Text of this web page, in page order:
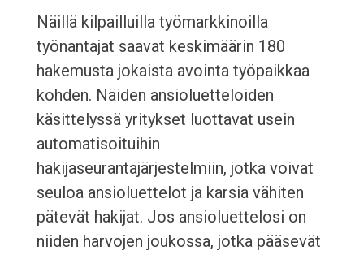
Näillä kilpailluilla työmarkkinoilla
työnantajat saavat keskimäärin 180
hakemusta jokaista avointa työpaikkaa
kohden. Näiden ansioluetteloiden
käsittelyssä yritykset luottavat usein
automatisoituihin
hakijaseurantajärjestelmiin, jotka voivat
seuloa ansioluettelot ja karsia vähiten
pätevät hakijat. Jos ansioluettelosi on
niiden harvojen joukossa, jotka pääsevät